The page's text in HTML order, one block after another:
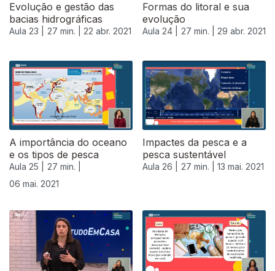
Evolução e gestão das
bacias hidrográficas
Aula 23 | 27 min. | 22 abr. 2021
Formas do litoral e sua
evolução
Aula 24 | 27 min. | 29 abr. 2021
A importância do oceano
e os tipos de pesca
Aula 25 |
27 min. |
06 mai. 2021
Impactes da pesca e a
pesca sustentável
Aula 26 | 27 min. | 13 mai. 2021